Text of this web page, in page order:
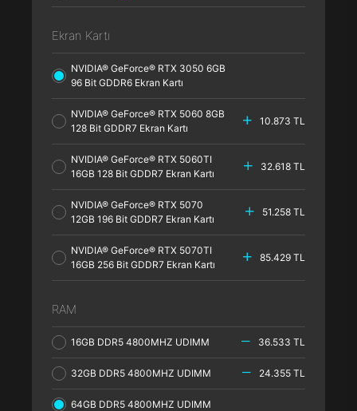
Ekran Kartı
NVIDIA® GeForce® RTX 3050 6GB
96 Bit GDDR6 Ekran Kartı
NVIDIA® GeForce® RTX 5060 8GB
128 Bit GDDR7 Ekran Kartı
10.873 TL
NVIDIA® GeForce® RTX 5060TI
16GB 128 Bit GDDR7 Ekran Kartı
32.618 TL
NVIDIA® GeForce® RTX 5070
12GB 196 Bit GDDR7 Ekran Kartı
51.258 TL
NVIDIA® GeForce® RTX 5070TI
16GB 256 Bit GDDR7 Ekran Kartı
85.429 TL
RAM
16GB DDR5 4800MHZ UDIMM 36.533 TL
32GB DDR5 4800MHZ UDIMM 24.355 TL
64GB DDR5 4800MHZ UDIMM